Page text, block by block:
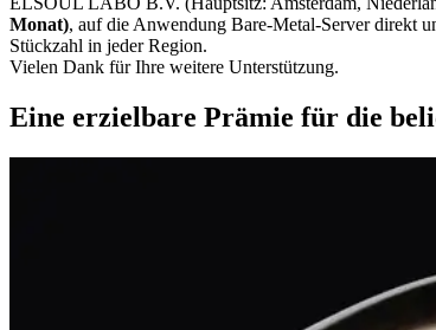
Monat), auf die Anwendung Bare-Metal-Server direkt
Stückzahl in jeder Region.
Vielen Dank für Ihre weitere Unterstützung.
Eine erzielbare Prämie für die